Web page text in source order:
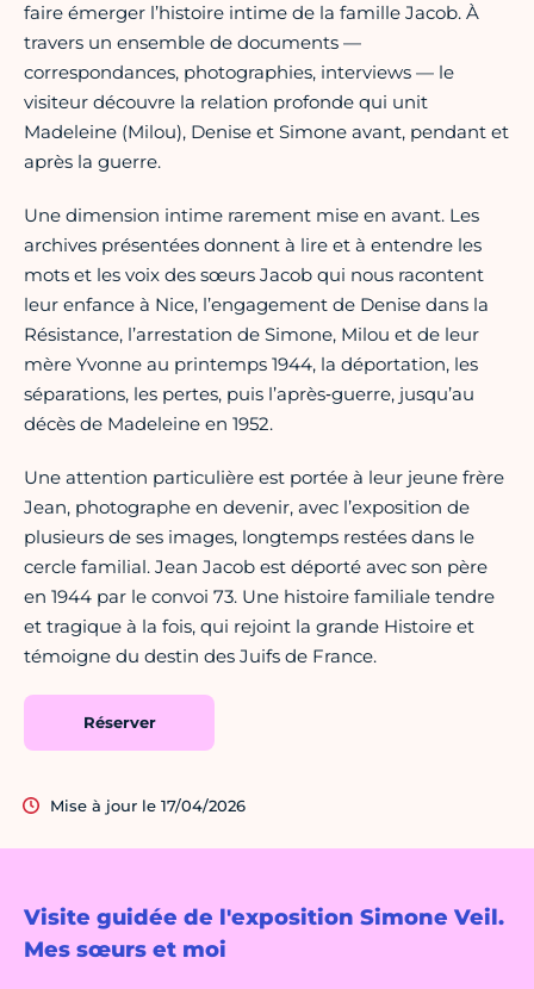
Visite guidée de l'exposition Simone Veil.
Mes sœurs et moi
faire émerger l’histoire intime de la famille Jacob. À
travers un ensemble de documents —
correspondances, photographies, interviews — le
visiteur découvre la relation profonde qui unit
Madeleine (Milou), Denise et Simone avant, pendant et
après la guerre.
Une dimension intime rarement mise en avant. Les
archives présentées donnent à lire et à entendre les
mots et les voix des sœurs Jacob qui nous racontent
leur enfance à Nice, l’engagement de Denise dans la
Résistance, l’arrestation de Simone, Milou et de leur
mère Yvonne au printemps 1944, la déportation, les
séparations, les pertes, puis l’après‑guerre, jusqu’au
décès de Madeleine en 1952.
Une attention particulière est portée à leur jeune frère
Jean, photographe en devenir, avec l’exposition de
plusieurs de ses images, longtemps restées dans le
cercle familial. Jean Jacob est déporté avec son père
en 1944 par le convoi 73. Une histoire familiale tendre
et tragique à la fois, qui rejoint la grande Histoire et
témoigne du destin des Juifs de France.
Réserver
Mise à jour le 17/04/2026